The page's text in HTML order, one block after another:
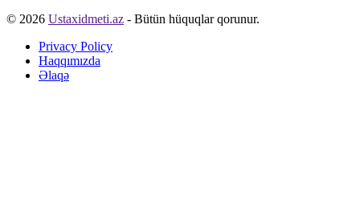
© 2026 Ustaxidmeti.az - Bütün hüquqlar qorunur.
Privacy Policy
Haqqımızda
Əlaqə